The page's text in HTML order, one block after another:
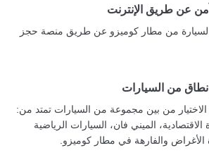
عن طريق الإنترنت
من مطار كوميزو عن طريق منصة حجز
من السيارات
من بين مجموعة من السيارات تمتد من:
الاقتصادية، الميني فان، السيارات الرياضية
الأغراض والفارهة في مطار كوميزو.